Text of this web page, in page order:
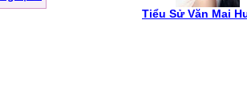
Tiểu Sử Văn Mai